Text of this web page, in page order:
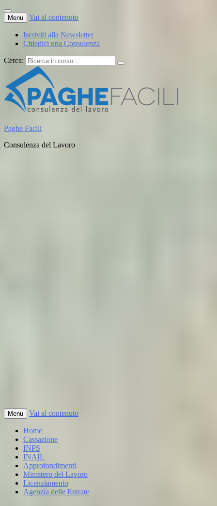
Menu Vai al contenuto
Iscriviti alla Newsletter
Chiedici una Consulenza
Cerca:
Paghe Facili
Consulenza del Lavoro
Menu Vai al contenuto
Home
Cassazione
INPS
INAIL
Approfondimenti
Ministero del Lavoro
Licenziamento
Agenzia delle Entrate